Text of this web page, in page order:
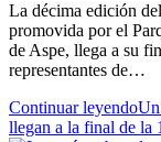
La décima edición
promovida por el
de Aspe, llega a su
representantes de…
Continuar leyendoUn
llegan a la final de la